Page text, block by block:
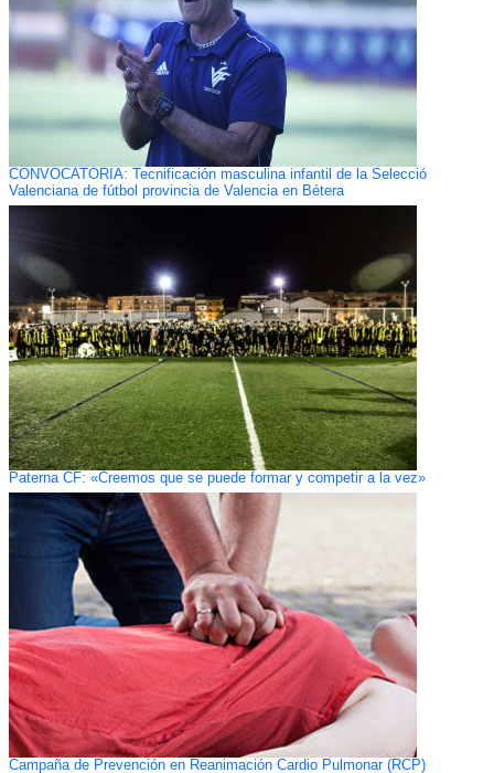
CONVOCATORIA: Tecnificación masculina infantil de la Selecció
Valenciana de fútbol provincia de Valencia en Bétera
Paterna CF: «Creemos que se puede formar y competir a la vez»
Campaña de Prevención en Reanimación Cardio Pulmonar (RCP)